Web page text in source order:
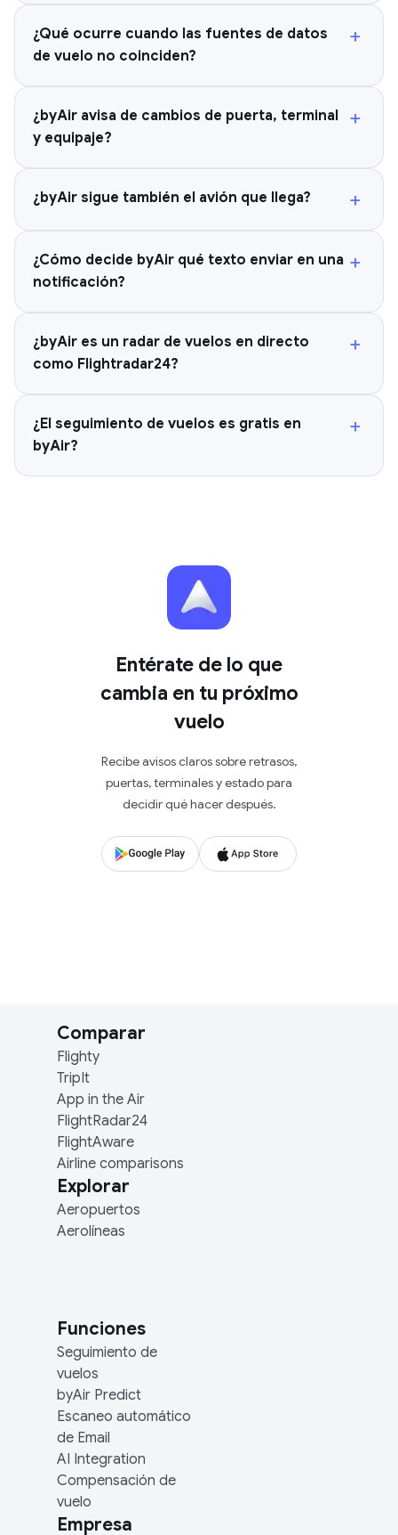
¿Qué ocurre cuando las fuentes de datos
de vuelo no coinciden?
+
¿byAir avisa de cambios de puerta, terminal
y equipaje?
+
¿byAir sigue también el avión que llega? +
¿Cómo decide byAir qué texto enviar en una
notificación?
+
¿byAir es un radar de vuelos en directo
como Flightradar24?
+
¿El seguimiento de vuelos es gratis en
byAir?
+
Entérate de lo que
cambia en tu próximo
vuelo
Recibe avisos claros sobre retrasos,
puertas, terminales y estado para
decidir qué hacer después.
Comparar
Flighty
TripIt
App in the Air
FlightRadar24
FlightAware
Airline comparisons
Explorar
Aeropuertos
Aerolíneas
Funciones
Seguimiento de
vuelos
byAir Predict
Escaneo automático
de Email
AI Integration
Compensación de
vuelo
Empresa